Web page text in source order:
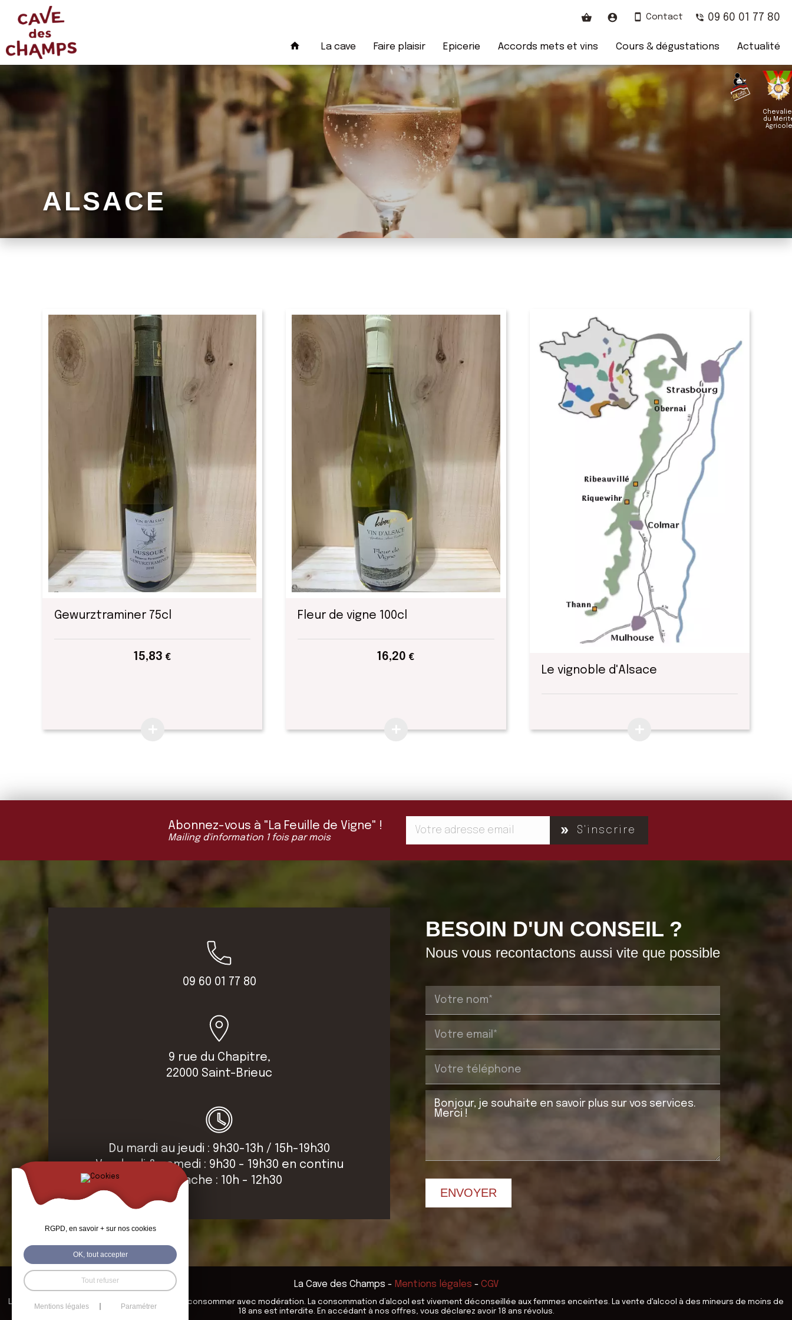
Contact 09 60 01 77 80
La cave Faire plaisir Epicerie Accords mets et vins Cours & dégustations Actualité
du
Agricole
ALSACE
Gewurztraminer 75cl
15,83 €
Fleur de vigne 100cl
16,20 €
Le vignoble d'Alsace
Abonnez-vous à "La Feuille de Vigne" !
Mailing d'information 1 fois par mois
S'inscrire
09 60 01 77 80
9 rue du Chapitre,
22000 Saint-Brieuc
Du mardi au jeudi : 9h30-13h / 15h-19h30
Vendredi & samedi : 9h30 - 19h30 en continu
Dimanche : 10h - 12h30
BESOIN D'UN CONSEIL ?
Nous vous recontactons aussi vite que possible
ENVOYER
La Cave des Champs - Mentions légales - CGV
L’abus d’alcool est dangereux pour la santé, à consommer avec modération. La consommation d’alcool est vivement déconseillée aux femmes enceintes. La vente d'alcool à des mineurs de moins de
18 ans est interdite. En accédant à nos offres, vous déclarez avoir 18 ans révolus.
RGPD, en savoir + sur nos cookies
OK, tout accepter
Tout refuser
Mentions légales Paramétrer